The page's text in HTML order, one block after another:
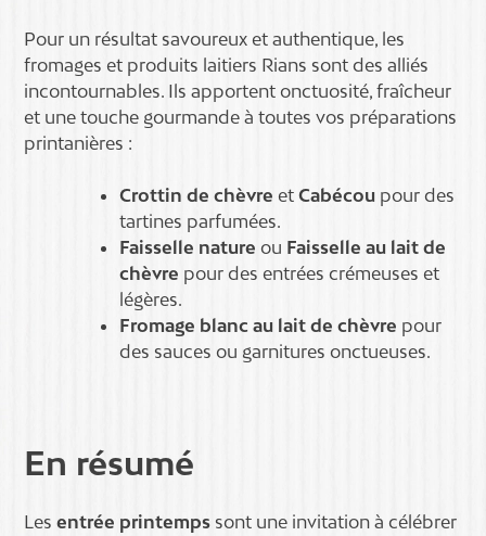
Pour un résultat savoureux et authentique, les
fromages et produits laitiers Rians sont des alliés
incontournables. Ils apportent onctuosité, fraîcheur
et une touche gourmande à toutes vos préparations
printanières :
Crottin de chèvre et Cabécou pour des
tartines parfumées.
Faisselle nature ou Faisselle au lait de
chèvre pour des entrées crémeuses et
légères.
Fromage blanc au lait de chèvre pour
des sauces ou garnitures onctueuses.
En résumé
Lesentrée printemps sont une invitation à célébrer